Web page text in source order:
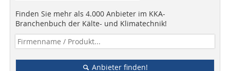
Finden Sie mehr als 4.000 Anbieter im KKA-
Branchenbuch der Kälte- und Klimatechnik!
Anbieter finden!